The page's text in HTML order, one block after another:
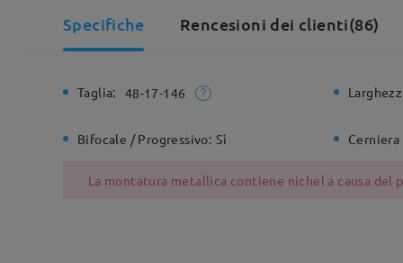
Specifiche Rencesioni dei clienti(86)
Taglia: 48-17-146
Bifocale / Progressivo: Sì Cerniera
La montatura metallica contiene nichel a causa